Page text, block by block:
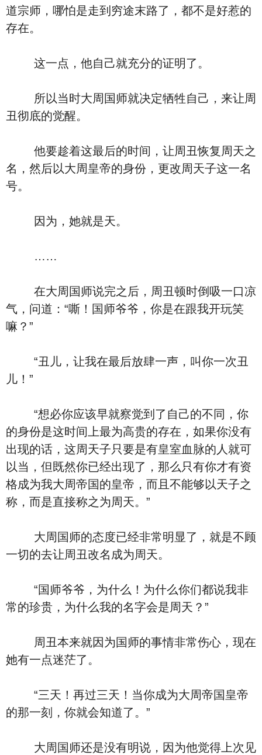
道宗师，哪怕是走到穷途末路了，都不是好惹的
存在。
这一点，他自己就充分的证明了。
所以当时大周国师就决定牺牲自己，来让周
丑彻底的觉醒。
他要趁着这最后的时间，让周丑恢复周天之
名，然后以大周皇帝的身份，更改周天子这一名
号。
因为，她就是天。
……
在大周国师说完之后，周丑顿时倒吸一口凉
气，问道：“嘶！国师爷爷，你是在跟我开玩笑
嘛？”
“丑儿，让我在最后放肆一声，叫你一次丑
儿！”
“想必你应该早就察觉到了自己的不同，你
的身份是这时间上最为高贵的存在，如果你没有
出现的话，这周天子只要是有皇室血脉的人就可
以当，但既然你已经出现了，那么只有你才有资
格成为我大周帝国的皇帝，而且不能够以天子之
称，而是直接称之为周天。”
大周国师的态度已经非常明显了，就是不顾
一切的去让周丑改名成为周天。
“国师爷爷，为什么！为什么你们都说我非
常的珍贵，为什么我的名字会是周天？”
周丑本来就因为国师的事情非常伤心，现在
她有一点迷茫了。
“三天！再过三天！当你成为大周帝国皇帝
的那一刻，你就会知道了。”
大周国师还是没有明说，因为他觉得上次见